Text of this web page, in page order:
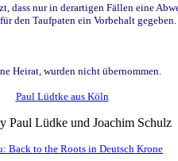
nur in derartigen Fällen eine
Taufpaten ein Vorbehalt
Heirat, wurden nicht übernommen.
Paul Lüdtke aus Köln
Paul Lüdke und Joachim Schulz
Back to the Roots in Deutsch Krone